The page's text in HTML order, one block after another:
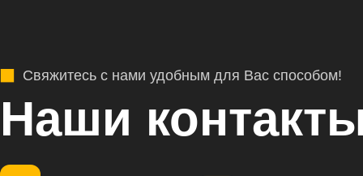
Свяжитесь с нами удобным для Вас способом!
Наши